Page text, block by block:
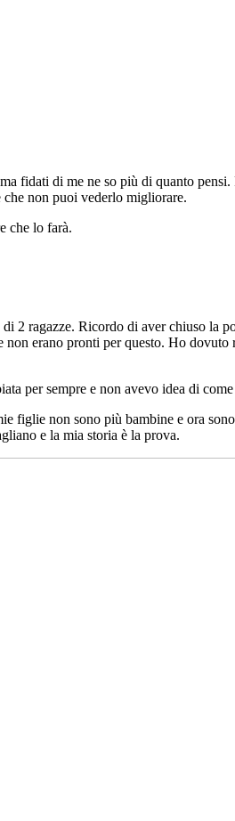
fidati di me ne so più di quanto
che non puoi vederlo migliorare.
che lo farà.
2 ragazze. Ricordo di aver chiuso la
erano pronti per questo. Ho
per sempre e non avevo idea di
figlie non sono più bambine e ora
e la mia storia è la prova.